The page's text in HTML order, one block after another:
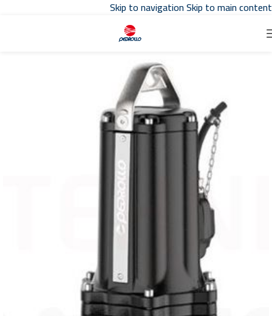
Skip to navigationSkip to main content
توكيل بدرلو